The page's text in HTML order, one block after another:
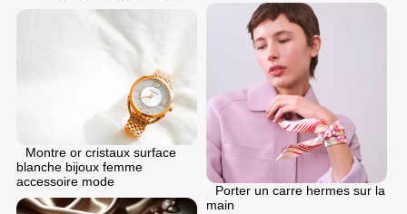
Porter un carre hermes sur la
main
Montre or cristaux surface
blanche bijoux femme
accessoire mode